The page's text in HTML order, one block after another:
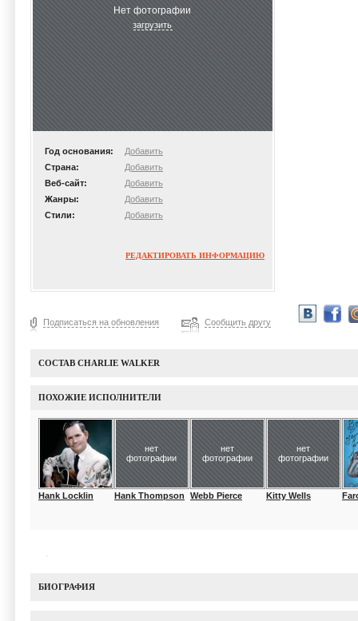
Нет фотографии
загрузить
Год основания:
Добавить
Страна:
Добавить
Веб-сайт:
Добавить
Жанры:
Добавить
Стили:
Добавить
РЕДАКТИРОВАТЬ ИНФОРМАЦИЮ
Подписаться на обновления Сообщить другу
СОСТАВ CHARLIE WALKER
ПОХОЖИЕ ИСПОЛНИТЕЛИ
Hank Locklin
нет
фотографии
Hank Thompson
нет
фотографии
Webb Pierce
нет
фотографии
Kitty Wells
БИОГРАФИЯ